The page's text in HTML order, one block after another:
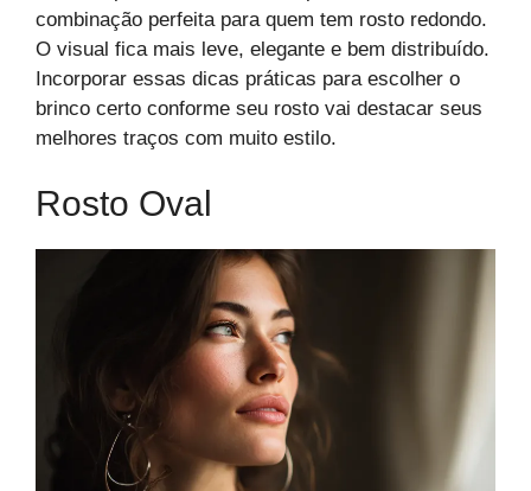
combinação perfeita para quem tem rosto redondo.
O visual fica mais leve, elegante e bem distribuído.
Incorporar essas dicas práticas para escolher o
brinco certo conforme seu rosto vai destacar seus
melhores traços com muito estilo.
Rosto Oval